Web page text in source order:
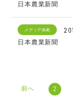
日本農業新聞
メディア掲載
日本農業新聞
前へ 2